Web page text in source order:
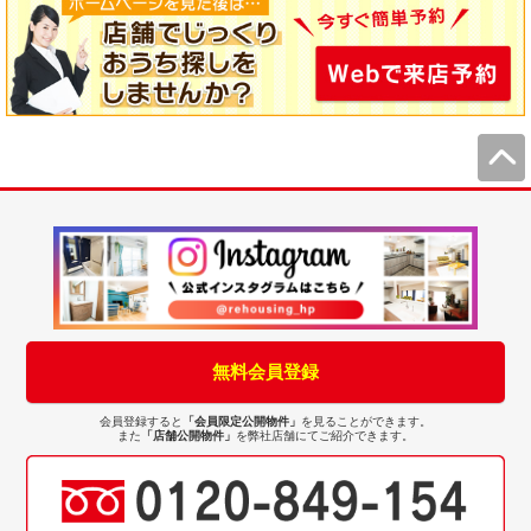
無料会員登録
会員登録すると 「会員限定公開物件」 を見ることができます。
また 「店舗公開物件」 を弊社店舗にてご紹介できます。